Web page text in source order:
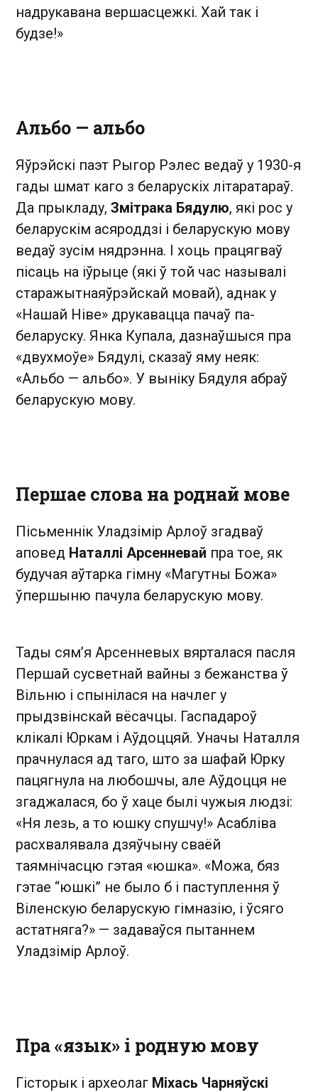
надрукавана вершасцежкі. Хай так і
будзе!»
Альбо — альбо
Яўрэйскі паэт Рыгор Рэлес ведаў у 1930-я
гады шмат каго з беларускіх літаратараў.
Да прыкладу, Змітрака Бядулю, які рос у
беларускім асяроддзі і беларускую мову
ведаў зусім нядрэнна. І хоць працягваў
пісаць на іўрыце (які ў той час называлі
старажытнаяўрэйскай мовай), аднак у
«Нашай Ніве» друкавацца пачаў па-
беларуску. Янка Купала, дазнаўшыся пра
«двухмоўе» Бядулі, сказаў яму неяк:
«Альбо — альбо». У выніку Бядуля абраў
беларускую мову.
Першае слова на роднай мове
Пісьменнік Уладзімір Арлоў згадваў
аповед Наталлі Арсенневай пра тое, як
будучая аўтарка гімну «Магутны Божа»
ўпершыню пачула беларускую мову.
Тады сям’я Арсенневых вярталася пасля
Першай сусветнай вайны з бежанства ў
Вільню і спынілася на начлег у
прыдзвінскай вёсачцы. Гаспадароў
клікалі Юркам і Аўдоццяй. Уначы Наталля
прачнулася ад таго, што за шафай Юрку
пацягнула на любошчы, але Аўдоцця не
згаджалася, бо ў хаце былі чужыя людзі:
«Ня лезь, а то юшку спушчу!» Асабліва
расхвалявала дзяўчыну сваёй
таямнічасцю гэтая «юшка». «Можа, бяз
гэтае “юшкі” не было б і паступлення ў
Віленскую беларускую гімназію, і ўсяго
астатняга?» — задаваўся пытаннем
Уладзімір Арлоў.
Пра «язык» і родную мову
Гісторык і археолаг Міхась Чарняўскі